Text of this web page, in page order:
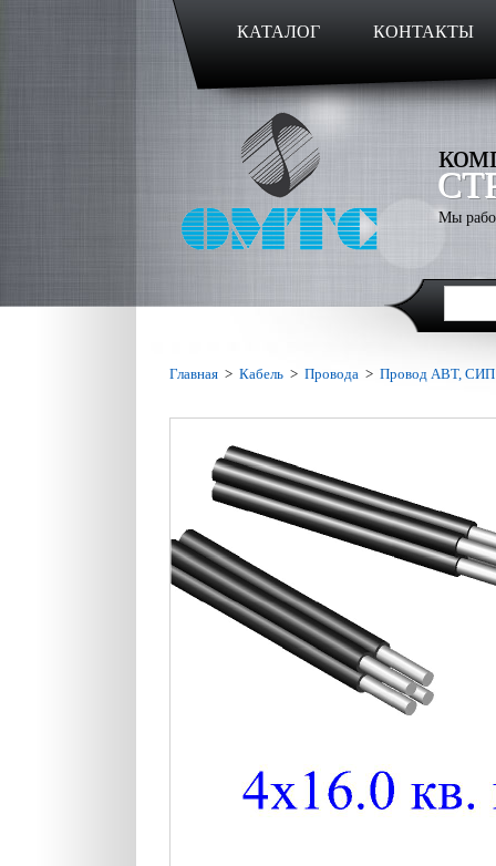
КАТАЛОГ КОНТАКТЫ
Мы
Главная > Кабель > Провода > Провод АВТ, СИП